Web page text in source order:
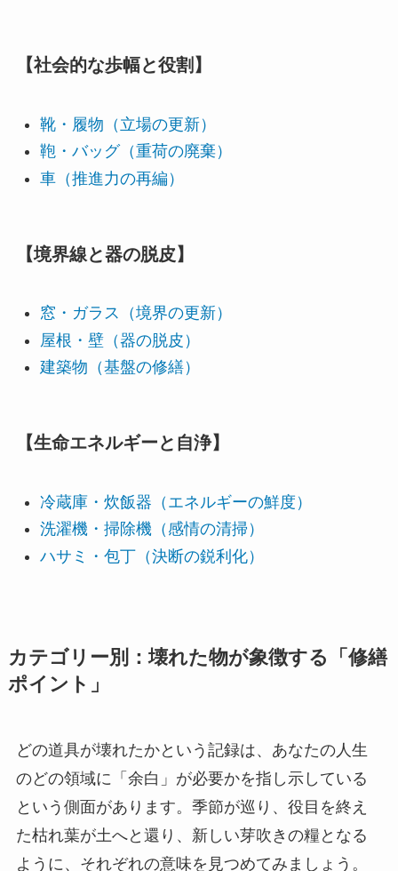
【社会的な歩幅と役割】
靴・履物（立場の更新）
鞄・バッグ（重荷の廃棄）
車（推進力の再編）
【境界線と器の脱皮】
窓・ガラス（境界の更新）
屋根・壁（器の脱皮）
建築物（基盤の修繕）
【生命エネルギーと自浄】
冷蔵庫・炊飯器（エネルギーの鮮度）
洗濯機・掃除機（感情の清掃）
ハサミ・包丁（決断の鋭利化）
カテゴリー別：壊れた物が象徴する「修繕
ポイント」
どの道具が壊れたかという記録は、あなたの人生
のどの領域に「余白」が必要かを指し示している
という側面があります。季節が巡り、役目を終え
た枯れ葉が土へと還り、新しい芽吹きの糧となる
ように、それぞれの意味を見つめてみましょう。